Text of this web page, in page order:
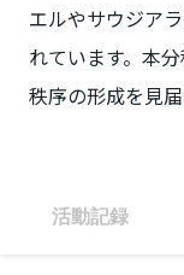
エルやサウジア
れています。本
秩序の形成を見届
活動記録